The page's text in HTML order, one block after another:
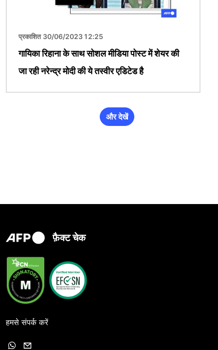
प्रकाशित 30/06/2023 12:25
गायिका रिहाना के साथ सोशल मीडिया पोस्ट में शेयर की
जा रही नरेन्द्र मोदी की ये तस्वीर एडिटेड है
और देखें
फ़ैक्ट चेक
हमसे संपर्क करें